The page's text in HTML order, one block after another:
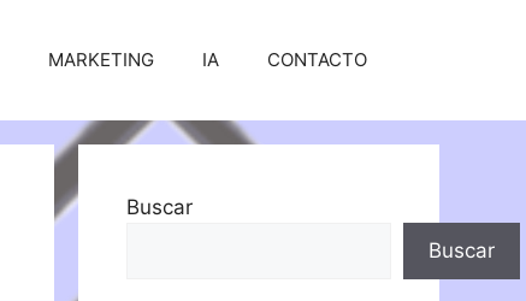
MARKETING IA CONTACTO
Buscar
Buscar